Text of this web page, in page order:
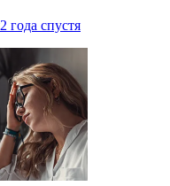
2 года спустя